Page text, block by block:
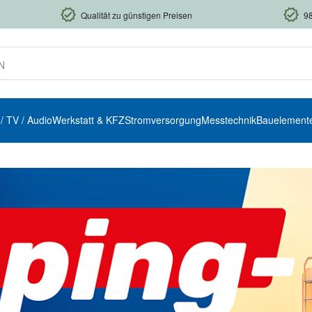
Qualität zu günstigen Preisen
TV / AudioWerkstatt & KFZStromversorgungMesstechnik